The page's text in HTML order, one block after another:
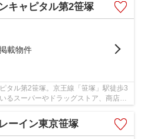
キャピタル第2笹塚
載物件
タル第2笹塚。京王線「笹塚」駅徒歩3
るスーパーやドラッグストア、商店街
。ビッグター...
ーイン東京笹塚